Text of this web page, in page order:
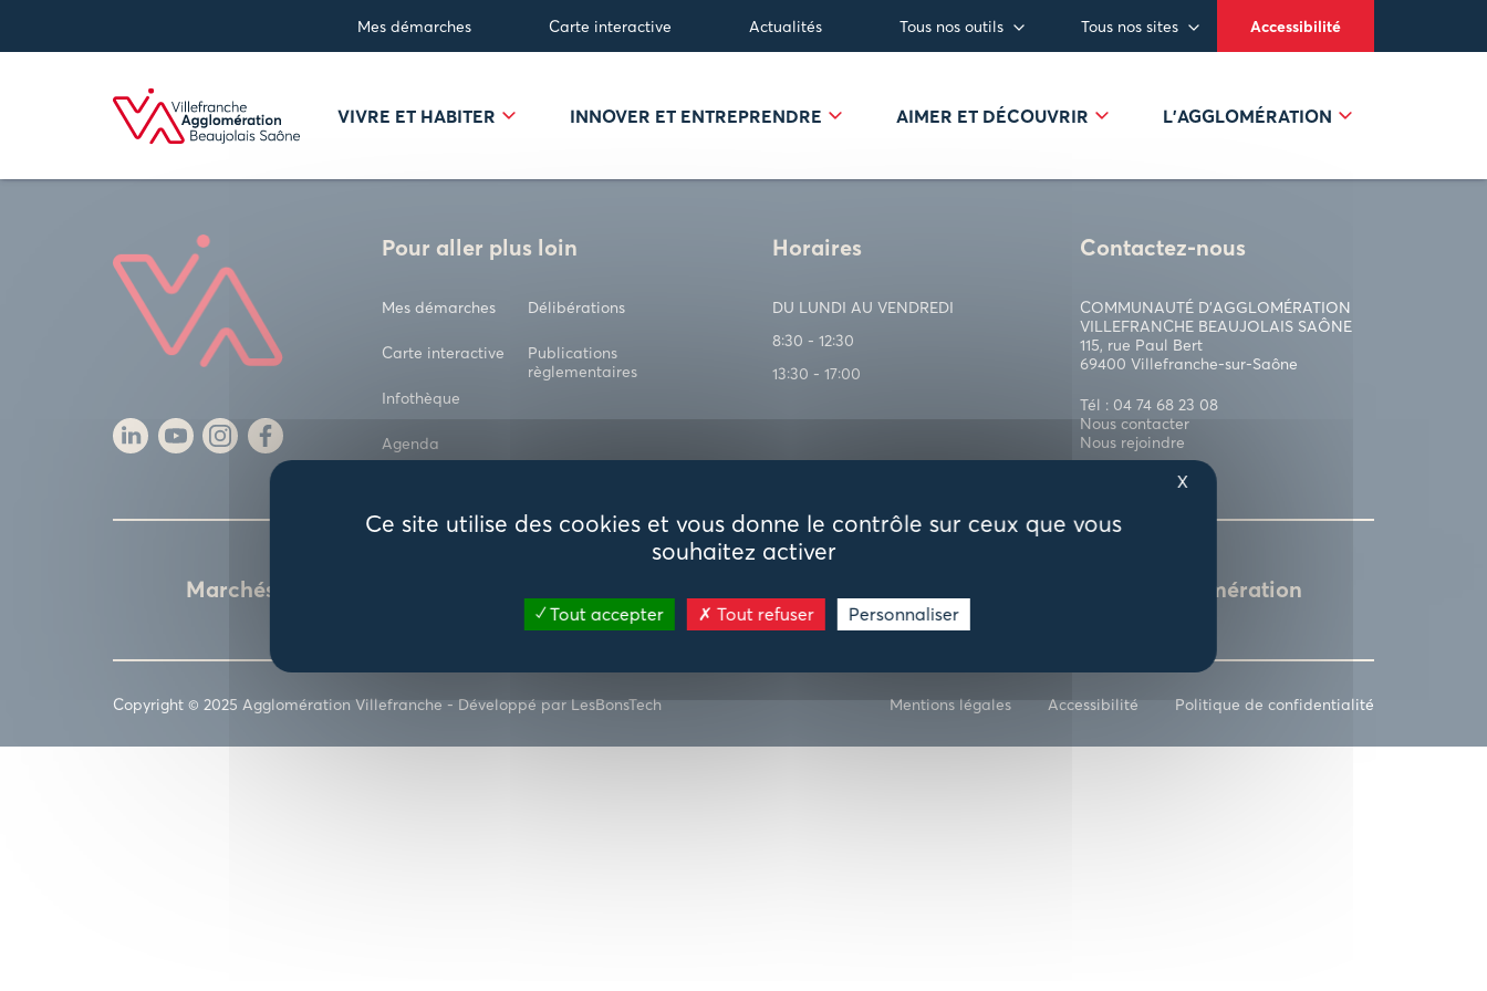
X
Ce site utilise des cookies et vous donne le contrôle sur ceux que vous
souhaitez activer
Tout accepter Tout refuser Personnaliser
Mes démarches Carte interactive Actualités Tous nos outils Tous nos sites Accessibilité
VIVRE ET HABITER INNOVER ET ENTREPRENDRE AIMER ET DÉCOUVRIR L’AGGLOMÉRATION
Pour aller plus loin
Mes démarches
Carte interactive
Infothèque
Agenda
Délibérations
Publications
règlementaires
Horaires
DU LUNDI AU VENDREDI
8:30 - 12:30
13:30 - 17:00
Contactez-nous
COMMUNAUTÉ D’AGGLOMÉRATION
VILLEFRANCHE BEAUJOLAIS SAÔNE
115, rue Paul Bert
69400 Villefranche-sur-Saône
Tél : 04 74 68 23 08
Nous contacter
Nous rejoindre
Marchés publics L'agglomération
Copyright © 2025 Agglomération Villefranche - Développé par LesBonsTech Mentions légales Accessibilité Politique de confidentialité